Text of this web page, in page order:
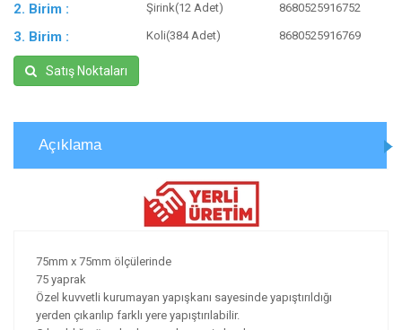
2. Birim : Şirink(12 Adet) 8680525916752
3. Birim : Koli(384 Adet) 8680525916769
Satış Noktaları
Açıklama
75mm x 75mm ölçülerinde
75 yaprak
Özel kuvvetli kurumayan yapışkanı sayesinde yapıştırıldığı
yerden çıkarılıp farklı yere yapıştırılabilir.